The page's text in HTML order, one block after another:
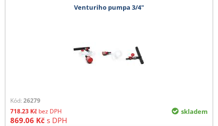
Venturiho pumpa 3/4"
Kód: 26279
718.23 Kč bez DPH
869.06 Kč s DPH
skladem